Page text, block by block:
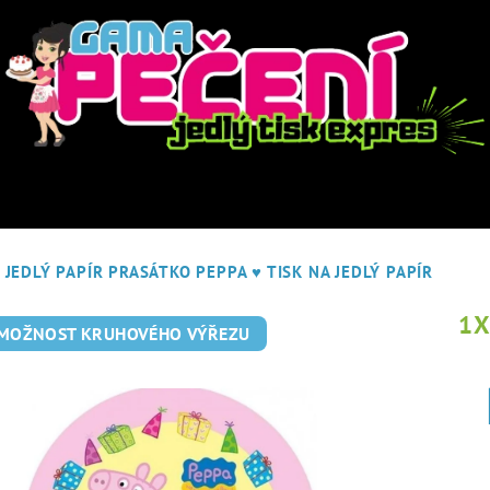
JEDLÝ PAPÍR PRASÁTKO PEPPA♥ TISK NA JEDLÝ PAPÍR
1X
KRUHOVÉHO VÝŘEZU